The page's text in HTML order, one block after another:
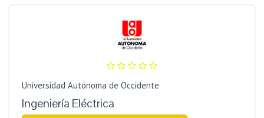
Universidad Autónoma de Occidente
Ingeniería Eléctrica